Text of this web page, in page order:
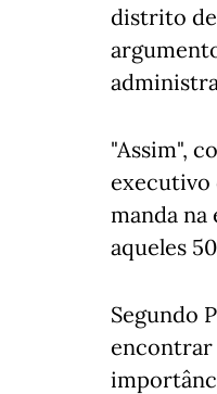
distrito de
"Assim",
executivo
manda na
aqueles
Segundo
encontrar